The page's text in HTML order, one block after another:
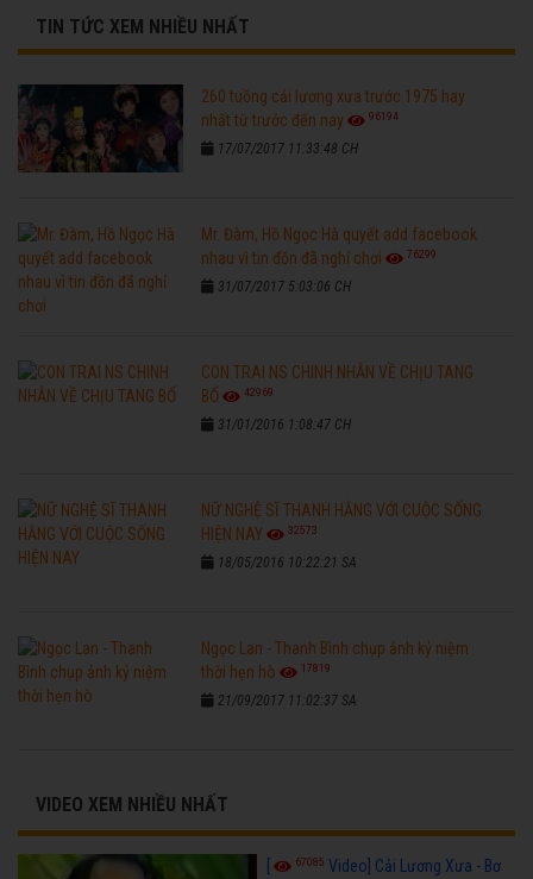
TIN TỨC XEM NHIỀU NHẤT
260 tuồng cải lương xưa trước 1975 hay
nhất từ trước đến nay
96194
17/07/2017 11:33:48 CH
Mr. Đàm, Hồ Ngọc Hà quyết add facebook
nhau vì tin đồn đã nghỉ chơi
76299
31/07/2017 5:03:06 CH
CON TRAI NS CHINH NHẪN VỀ CHỊU TANG
BỐ
42969
31/01/2016 1:08:47 CH
NỮ NGHỆ SĨ THANH HẰNG VỚI CUỘC SỐNG
HIỆN NAY
32573
18/05/2016 10:22:21 SA
Ngọc Lan - Thanh Bình chụp ảnh kỷ niệm
thời hẹn hò
17819
21/09/2017 11:02:37 SA
VIDEO XEM NHIỀU NHẤT
[ 67085 Video] Cải Lương Xưa - Bơ